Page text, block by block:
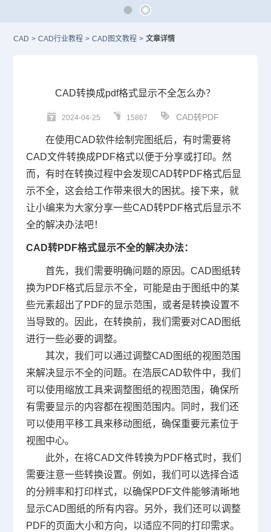
CAD > CAD行业教程 > CAD图文教程 > 文章详情
CAD转换成pdf格式显示不全怎么办？
2024-04-25 15867 CAD转PDF
在使用CAD软件绘制完图纸后，有时需要将
CAD文件转换成PDF格式以便于分享或打印。然
而，有时在转换过程中会发现CAD转PDF格式后显
示不全，这会给工作带来很大的困扰。接下来，就
让小编来为大家分享一些CAD转PDF格式后显示不
全的解决办法吧！
CAD转PDF格式显示不全的解决办法：
首先，我们需要明确问题的原因。 CAD图纸转
换为PDF格式后显示不全，可能是由于图纸中的某
些元素超出了PDF的显示范围，或者是转换设置不
当导致的。因此，在转换前，我们需要对CAD图纸
进行一些必要的调整。
其次，我们可以通过调整CAD图纸的视图范围
来解决显示不全的问题。在浩辰CAD软件中，我们
可以使用缩放工具来调整图纸的视图范围，确保所
有需要显示的内容都在视图范围内。同时，我们还
可以使用平移工具来移动图纸，确保重要元素位于
视图中心。
此外，在将CAD文件转换为PDF格式时，我们
需要注意一些转换设置。例如，我们可以选择合适
的分辨率和打印样式，以确保PDF文件能够清晰地
显示CAD图纸的所有内容。另外，我们还可以调整
PDF的页面大小和方向，以适应不同的打印需求。